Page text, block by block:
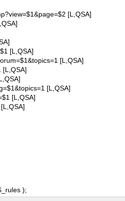
[L,QSA]
[L,QSA]
[L,QSA]
[L,QSA]
[L,QSA]
[L,QSA]
);